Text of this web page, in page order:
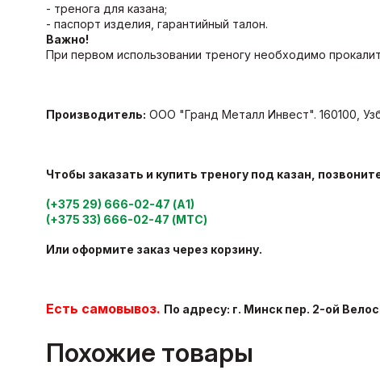
- тренога для казана;
- паспорт изделия, гарантийный талон.
Важно!
При первом использовании треногу необходимо
Производитель: ООО "Гранд Металл Инвест". 160100,
Чтобы заказать и купить треногу под казан,
(+375 29) 666-02-47 (А1)
(+375 33) 666-02-47 (МТС)
Или оформите заказ через корзину.
Есть самовывоз. По адресу: г. Минск пер. 2-ой
Похожие товары